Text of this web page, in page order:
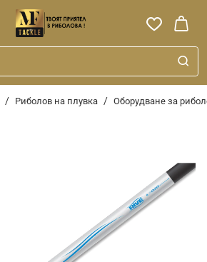
Риболов на плувка Оборудване за